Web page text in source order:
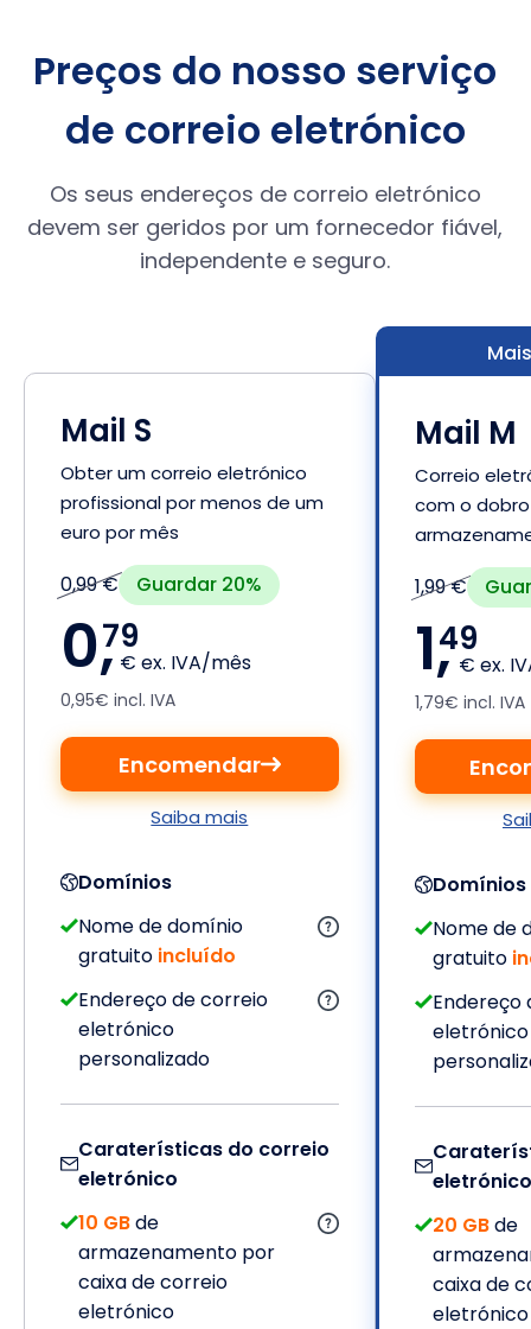
Preços do nosso serviço
de correio eletrónico
Os seus endereços de correio eletrónico
devem ser geridos por um fornecedor fiável,
independente e seguro.
Mail S
Obter um correio eletrónico
profissional por menos de um
euro por mês
0,99 € Guardar 20%
0,79
€ ex. IVA/mês
0,95€ incl. IVA
Encomendar
Saiba mais
Domínios
Nome de domínio
gratuito incluído
Endereço de correio
eletrónico
personalizado
Caraterísticas do correio
eletrónico
10 GBde
armazenamento por
caixa de correio
eletrónico
Mail M
Correio
com o
1,99 €
1,49
€ ex.
1,79€ incl. IVA
Domínios
Nome de
gratuito
Endereço
eletrónico
eletrónico
20 GBde
caixa de
eletrónico